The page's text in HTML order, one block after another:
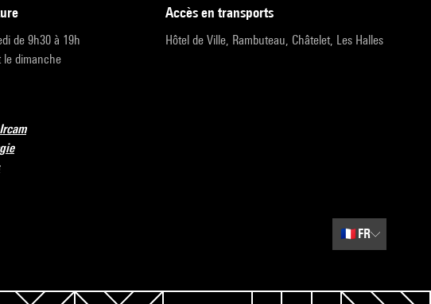
de 9h30 à 19h
le dimanche
accès en transports
Hôtel de Ville, Rambuteau, Châtelet, Les Halles
🇫🇷 FR